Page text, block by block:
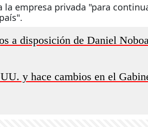
la empresa privada "para
a disposición de Daniel
y hace cambios en el